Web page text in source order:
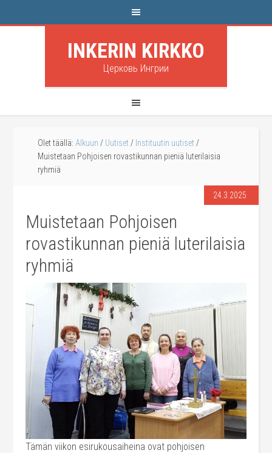
INKERIN KIRKKO
Церковь Ингрии
Olet täällä: Alkuun / Uutiset / Instituutin uutiset /
Muistetaan Pohjoisen rovastikunnan pieniä luterilaisia
ryhmiä
24.3.2025
Muistetaan Pohjoisen
rovastikunnan pieniä luterilaisia
ryhmiä
Tämän viikon esirukousaiheina ovat pohjoisen